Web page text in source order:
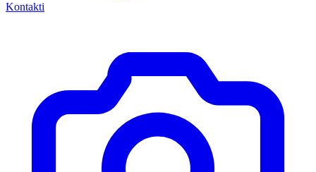
Kontakti